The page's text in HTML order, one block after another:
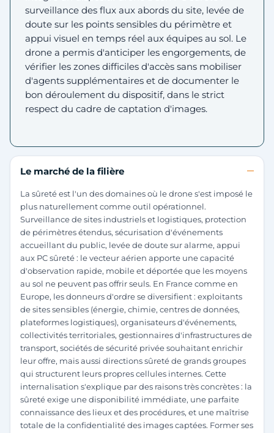
surveillance des flux aux abords du site, levée de
doute sur les points sensibles du périmètre et
appui visuel en temps réel aux équipes au sol. Le
drone a permis d'anticiper les engorgements, de
vérifier les zones difficiles d'accès sans mobiliser
d'agents supplémentaires et de documenter le
bon déroulement du dispositif, dans le strict
respect du cadre de captation d'images.
Le marché de la filière
La sûreté est l'un des domaines où le drone s'est imposé le
plus naturellement comme outil opérationnel.
Surveillance de sites industriels et logistiques, protection
de périmètres étendus, sécurisation d'événements
accueillant du public, levée de doute sur alarme, appui
aux PC sûreté : le vecteur aérien apporte une capacité
d'observation rapide, mobile et déportée que les moyens
au sol ne peuvent pas offrir seuls. En France comme en
Europe, les donneurs d'ordre se diversifient : exploitants
de sites sensibles (énergie, chimie, centres de données,
plateformes logistiques), organisateurs d'événements,
collectivités territoriales, gestionnaires d'infrastructures de
transport, sociétés de sécurité privée souhaitant enrichir
leur offre, mais aussi directions sûreté de grands groupes
qui structurent leurs propres cellules internes. Cette
internalisation s'explique par des raisons très concrètes : la
sûreté exige une disponibilité immédiate, une parfaite
connaissance des lieux et des procédures, et une maîtrise
totale de la confidentialité des images captées. Former ses